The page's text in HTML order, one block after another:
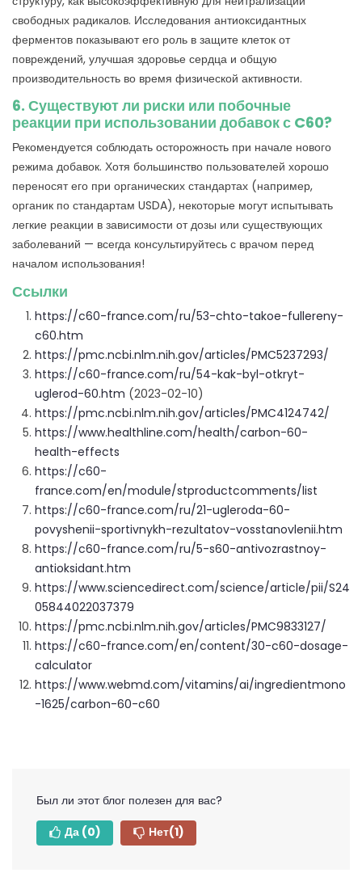
свободных радикалов. Исследования антиоксидантных
ферментов показывают его роль в защите клеток от
повреждений, улучшая здоровье сердца и общую
производительность во время физической активности.
6. Существуют ли риски или побочные
реакции при использовании добавок с C60?
Рекомендуется соблюдать осторожность при начале нового
режима добавок. Хотя большинство пользователей хорошо
переносят его при органических стандартах (например,
органик по стандартам USDA), некоторые могут испытывать
легкие реакции в зависимости от дозы или существующих
заболеваний — всегда консультируйтесь с врачом перед
началом использования!
Ссылки
https://c60-france.com/ru/53-chto-takoe-fullereny-
c60.htm
https://pmc.ncbi.nlm.nih.gov/articles/PMC5237293/
https://c60-france.com/ru/54-kak-byl-otkryt-
uglerod-60.htm (2023-02-10)
https://pmc.ncbi.nlm.nih.gov/articles/PMC4124742/
https://www.healthline.com/health/carbon-60-
health-effects
https://c60-
france.com/en/module/stproductcomments/list
https://c60-france.com/ru/21-ugleroda-60-
povyshenii-sportivnykh-rezultatov-vosstanovlenii.htm
https://c60-france.com/ru/5-s60-antivozrastnoy-
antioksidant.htm
https://www.sciencedirect.com/science/article/pii/S24
05844022037379
https://pmc.ncbi.nlm.nih.gov/articles/PMC9833127/
https://c60-france.com/en/content/30-c60-dosage-
calculator
https://www.webmd.com/vitamins/ai/ingredientmono
-1625/carbon-60-c60
Был ли этот блог полезен для вас?
Да (0) Нет(1)